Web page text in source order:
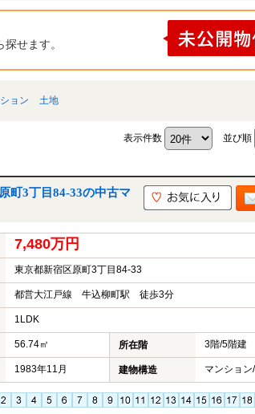
せます。
ョン 土地
表示件数 並び順
町3丁目84-33の中古マ
7,480万円
東京都新宿区原町3丁目84-33
都営大江戸線 牛込柳町駅 徒歩3分
1LDK
56.74㎡ 所在階 3階/5階建
1983年11月 建物構造 マンション